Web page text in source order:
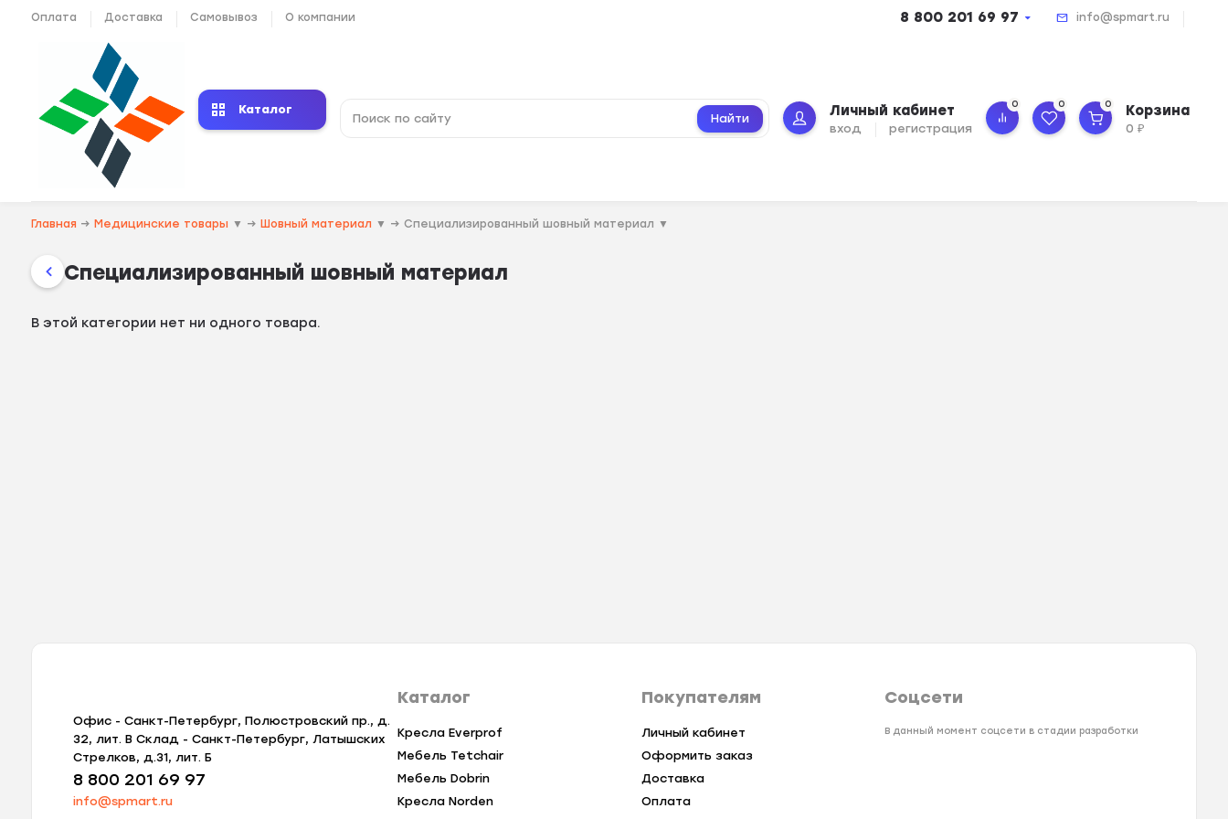
Оплата Доставка Самовывоз О компании 8 800 201 69 97 info@spmart.ru
Каталог
Найти Личный кабинет
вход регистрация
0 0 0 Корзина
0₽
Главная → Медицинские товары ▼ → Шовный материал ▼ → Специализированный шовный материал ▼
Специализированный шовный материал
В этой категории нет ни одного товара.
Офис - Санкт-Петербург, Полюстровский пр., д.
32, лит. В Склад - Санкт-Петербург, Латышских
Стрелков, д.31, лит. Б
8 800 201 69 97
info@spmart.ru
Каталог
Кресла Everprof
Мебель Tetchair
Мебель Dobrin
Кресла Norden
Покупателям
Личный кабинет
Оформить заказ
Доставка
Оплата
Соцсети
В данный момент соцсети в стадии разработки